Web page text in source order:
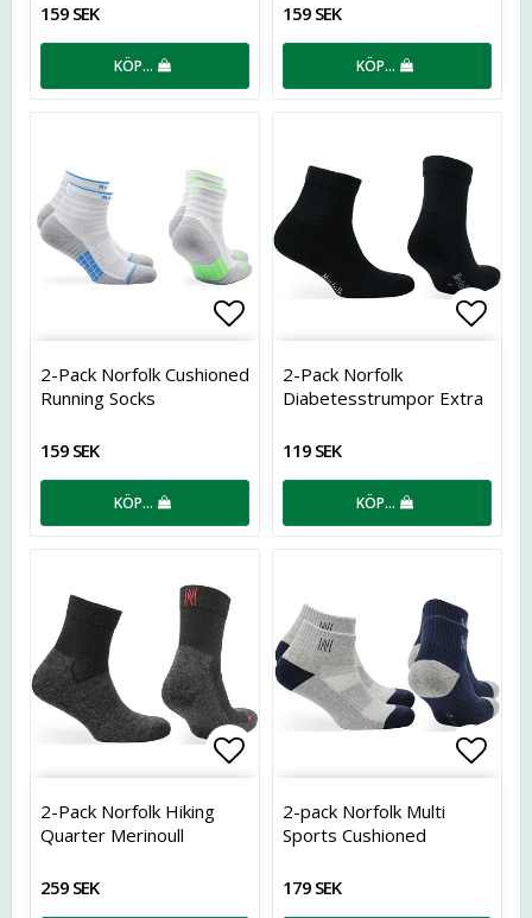
159 SEK
KÖP…
159 SEK
KÖP…
Lägg till i favoritlistan
2-Pack Norfolk Cushioned
Running Socks
159 SEK
KÖP…
2-Pack Norfolk
Diabetesstrumpor Extra
119 SEK
KÖP…
Lägg till i favoritlistan
2-Pack Norfolk Hiking
Quarter Merinoull
259 SEK
2-pack Norfolk Multi
Sports Cushioned
179 SEK